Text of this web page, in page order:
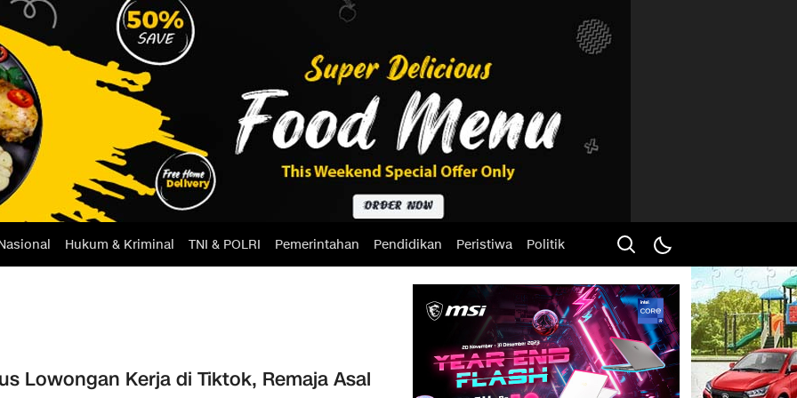
Hukum & Kriminal TNI & POLRI Pemerintahan Pendidikan Peristiwa Politik
Lowongan Kerja di Tiktok, Remaja Asal